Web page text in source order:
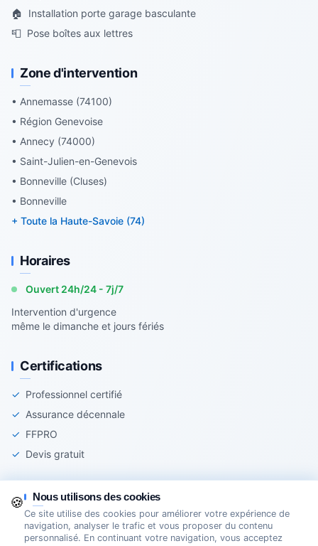
🏠
Installation porte garage basculante
📮 Pose boîtes aux lettres
Zone d'intervention
• Annemasse (74100)
• Région Genevoise
• Annecy (74000)
• Saint-Julien-en-Genevois
• Bonneville (Cluses)
• Bonneville
+ Toute la Haute-Savoie (74)
Horaires
Ouvert 24h/24 - 7j/7
Intervention d'urgence
même le dimanche et jours fériés
Certifications
✓ Professionnel certifié
✓ Assurance décennale
✓ FFPRO
✓ Devis gratuit
© 2025 Agir-Serrurerie - Tous droits réservés
🍪 Nous utilisons des cookies
Ce site utilise des cookies pour améliorer votre expérience de
navigation, analyser le trafic et vous proposer du contenu
personnalisé. En continuant votre navigation, vous acceptez